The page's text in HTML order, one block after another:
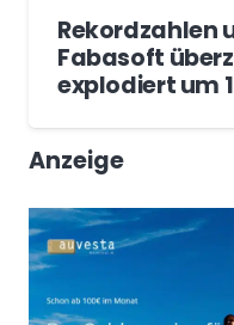
Rekordzahlen
Fabasoft
explodiert um
Anzeige